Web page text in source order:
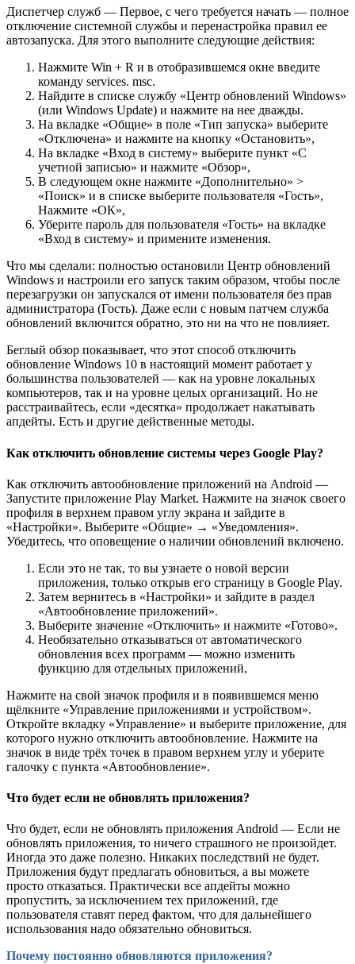
Диспетчер служб — Первое, с чего требуется начать — полное
отключение системной службы и перенастройка правил ее
автозапуска. Для этого выполните следующие действия:
Нажмите Win + R и в отобразившемся окне введите
команду services. msc.
Найдите в списке службу «Центр обновлений Windows»
(или Windows Update) и нажмите на нее дважды.
На вкладке «Общие» в поле «Тип запуска» выберите
«Отключена» и нажмите на кнопку «Остановить»,
На вкладке «Вход в систему» выберите пункт «С
учетной записью» и нажмите «Обзор»,
В следующем окне нажмите «Дополнительно» >
«Поиск» и в списке выберите пользователя «Гость»,
Нажмите «ОК»,
Уберите пароль для пользователя «Гость» на вкладке
«Вход в систему» и примените изменения.
Что мы сделали: полностью остановили Центр обновлений
Windows и настроили его запуск таким образом, чтобы после
перезагрузки он запускался от имени пользователя без прав
администратора (Гость). Даже если с новым патчем служба
обновлений включится обратно, это ни на что не повлияет.
Беглый обзор показывает, что этот способ отключить
обновление Windows 10 в настоящий момент работает у
большинства пользователей — как на уровне локальных
компьютеров, так и на уровне целых организаций. Но не
расстраивайтесь, если «десятка» продолжает накатывать
апдейты. Есть и другие действенные методы.
Как отключить обновление системы через Google Play?
Как отключить автообновление приложений на Android —
Запустите приложение Play Market. Нажмите на значок своего
профиля в верхнем правом углу экрана и зайдите в
«Настройки». Выберите «Общие» → «Уведомления».
Убедитесь, что оповещение о наличии обновлений включено.
Если это не так, то вы узнаете о новой версии
приложения, только открыв его страницу в Google Play.
Затем вернитесь в «Настройки» и зайдите в раздел
«Автообновление приложений».
Выберите значение «Отключить» и нажмите «Готово».
Необязательно отказываться от автоматического
обновления всех программ — можно изменить
функцию для отдельных приложений,
Нажмите на свой значок профиля и в появившемся меню
щёлкните «Управление приложениями и устройством».
Откройте вкладку «Управление» и выберите приложение, для
которого нужно отключить автообновление. Нажмите на
значок в виде трёх точек в правом верхнем углу и уберите
галочку с пункта «Автообновление».
Что будет если не обновлять приложения?
Что будет, если не обновлять приложения Android — Если не
обновлять приложения, то ничего страшного не произойдет.
Иногда это даже полезно. Никаких последствий не будет.
Приложения будут предлагать обновиться, а вы можете
просто отказаться. Практически все апдейты можно
пропустить, за исключением тех приложений, где
пользователя ставят перед фактом, что для дальнейшего
использования надо обязательно обновиться.
Почему постоянно обновляются приложения?